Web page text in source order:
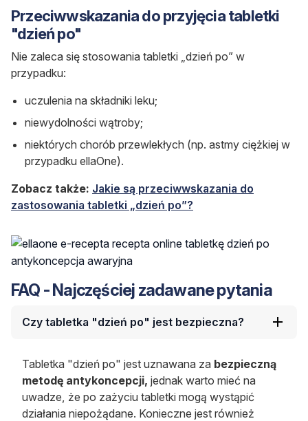
Przeciwwskazania do przyjęcia tabletki
"dzień po"
Nie zaleca się stosowania tabletki „dzień po” w
przypadku:
uczulenia na składniki leku;
niewydolności wątroby;
niektórych chorób przewlekłych (np. astmy ciężkiej w
przypadku ellaOne).
Zobacz także: Jakie są przeciwwskazania do
zastosowania tabletki „dzień po”?
FAQ - Najczęściej zadawane pytania
Czy tabletka "dzień po" jest bezpieczna?
Tabletka "dzień po" jest uznawana za bezpieczną
metodę antykoncepcji, jednak warto mieć na
uwadze, że po zażyciu tabletki mogą wystąpić
działania niepożądane. Konieczne jest również